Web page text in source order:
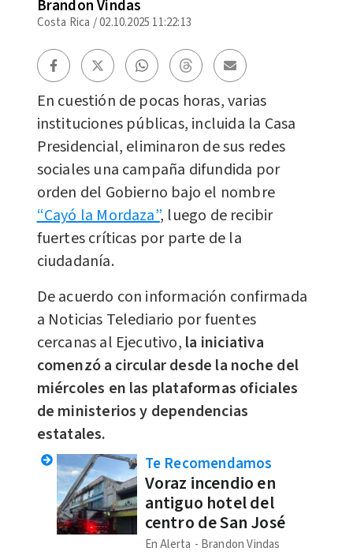
Brandon Vindas
Costa Rica /02.10.2025 11:22:13
En cuestión de pocas horas, varias
instituciones públicas, incluida la Casa
Presidencial, eliminaron de sus redes
sociales una campaña difundida por
orden del Gobierno bajo el nombre
“Cayó la Mordaza”, luego de recibir
fuertes críticas por parte de la
ciudadanía.
De acuerdo con información confirmada
a Noticias Telediario por fuentes
cercanas al Ejecutivo, la iniciativa
comenzó a circular desde la noche del
miércoles en las plataformas oficiales
de ministerios y dependencias
estatales.
Te Recomendamos
Voraz incendio en
antiguo hotel del
centro de San José
En Alerta Brandon Vindas